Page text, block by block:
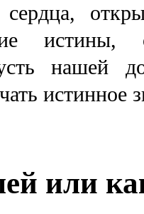
нашей
истинное
или